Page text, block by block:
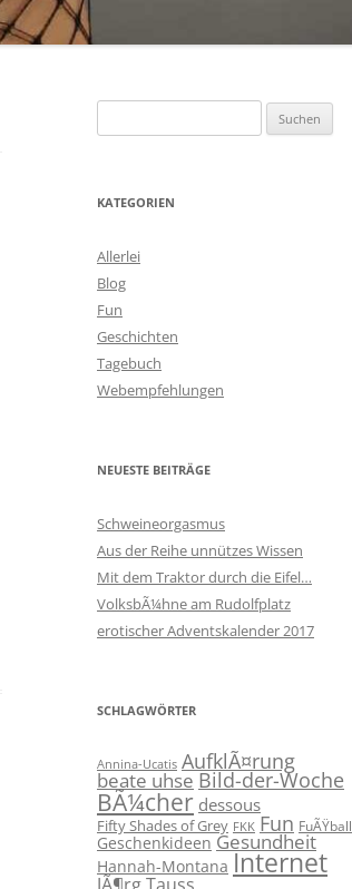
u
KATEGORIEN
Allerlei
Blog
Fun
Geschichten
Tagebuch
Webempfehlungen
NEUESTE BEITRÄGE
Schweineorgasmus
Aus der Reihe unnützes Wissen
Mit dem Traktor durch die Eifel…
VolksbÃ¼hne am Rudolfplatz
erotischer Adventskalender 2017
SCHLAGWÖRTER
Annina-Ucatis AufklÃ¤rung
beate uhse Bild-der-Woche
BÃ¼cher dessous
Fifty Shades of Grey FKK Fun FuÃŸball
Geschenkideen Gesundheit
Hannah-Montana Internet
JÃ¶rg Tauss